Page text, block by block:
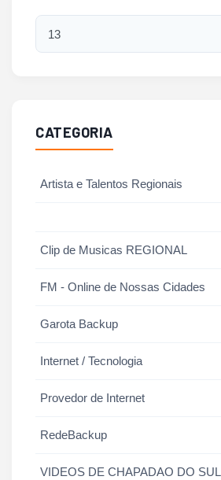
CATEGORIA
Artista e Talentos Regionais
Clip de Musicas REGIONAL
FM - Online de Nossas Cidades
Garota Backup
Internet / Tecnologia
Provedor de Internet
RedeBackup
VIDEOS DE CHAPADAO DO SUL